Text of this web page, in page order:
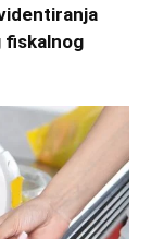
fiskalnog